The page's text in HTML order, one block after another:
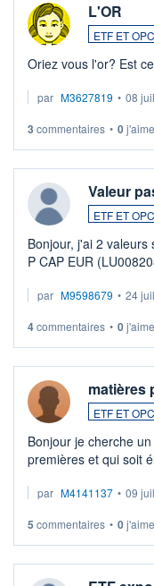
L'OR
ETF ET
Oriez vous l'or? Est
par M3627819 • 08
3 commentaires • 0j'aime
Valeur
ETF ET
Bonjour, j'ai 2 valeurs
P CAP EUR
veux procéder à la
par M9598679 • 24
4commentaires • 0j'aime
matières
ETF ET
Bonjour je cherche
premières et qui soit
par M4141137 • 09
5 commentaires • 0j'aime